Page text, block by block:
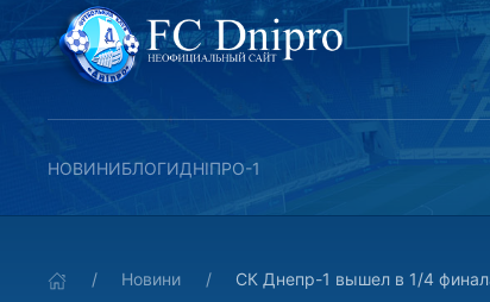
НОВИНИБЛОГИДНІПРО-1
Новини СК Днепр-1 вышел в 1/4